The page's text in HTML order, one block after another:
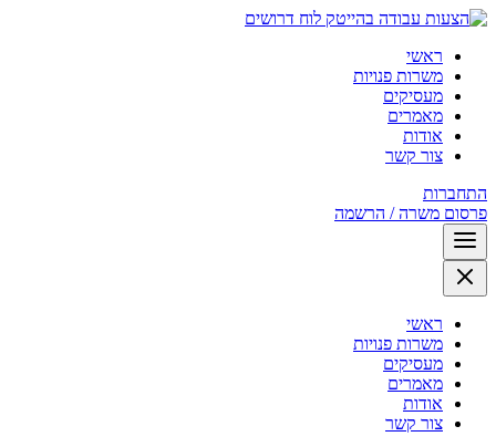
לוח דרושים
ראשי
משרות פנויות
מעסיקים
מאמרים
אודות
צור קשר
התחברות
פרסום משרה / הרשמה
ראשי
משרות פנויות
מעסיקים
מאמרים
אודות
צור קשר